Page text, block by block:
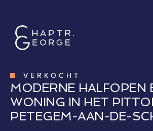
VERKOCHT
MODERNE HALFOPEN
WONING IN HET
PETEGEM-AAN-DE-